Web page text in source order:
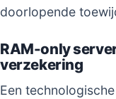
doorlopende
RAM-only
verzekering
Een